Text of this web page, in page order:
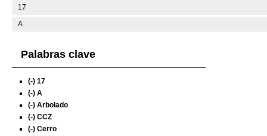
17
A
Palabras clave
(-) 17
(-) A
(-) Arbolado
(-) CCZ
(-) Cerro